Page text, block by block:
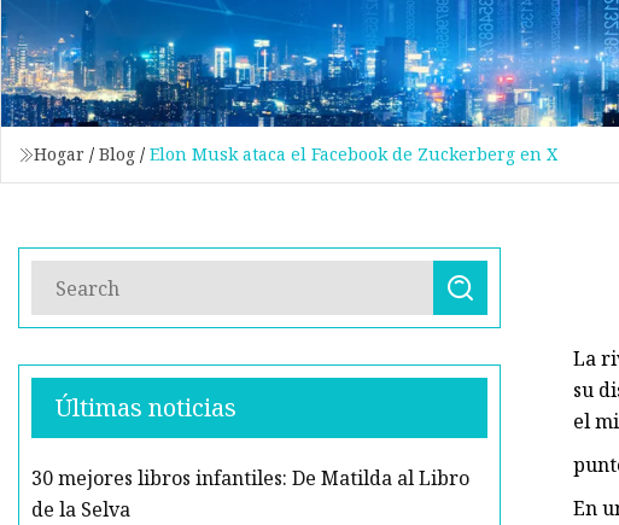
Hogar / Blog / Elon Musk ataca el Facebook de Zuckerberg en X
Últimas noticias
30 mejores libros infantiles: De Matilda al Libro
de la Selva
La
su
el
En